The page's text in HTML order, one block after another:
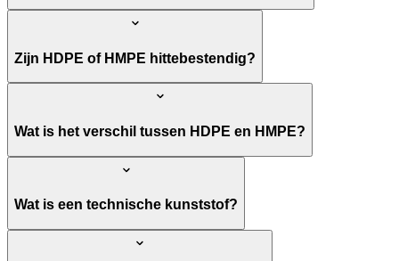
Zijn HDPE of HMPE hittebestendig?
Wat is het verschil tussen HDPE en HMPE?
Wat is een technische kunststof?